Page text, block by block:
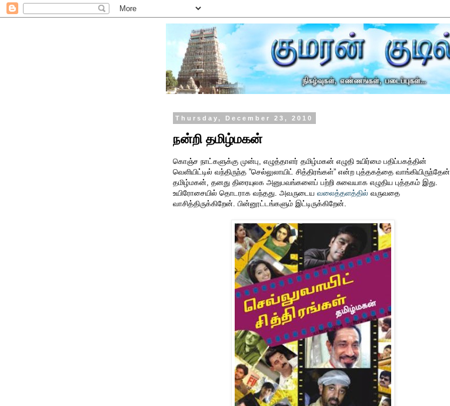
Thursday, December 23, 2010
நன்றி தமிழ்மகன்
கொஞ்ச நாட்களுக்கு முன்பு, எழுத்தாளர் தமிழ்மகன் எழுதி உயிர்மை பதிப்பகத்தின்
வெளியிட்டில் வந்திருந்த ”செல்லுலாயிட் சித்திரங்கள்” என்ற புத்தகத்தை வாங்கியிருந்தேன்.
தமிழ்மகன், தனது திரையுலக அனுபவங்களைப் பற்றி சுவையாக எழுதிய புத்தகம் இது.
உயிரோசையில் தொடராக வந்தது. அவருடைய வலைத்தளத்தில் வருவதை
வாசித்திருக்கிறேன். பின்னூட்டங்களும் இட்டிருக்கிறேன்.